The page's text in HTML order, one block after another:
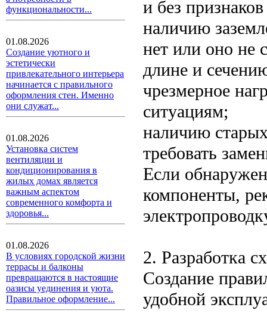
функциональности...
01.08.2026
Создание уютного и
эстетически
привлекательного интерьера
начинается с правильного
оформления стен. Именно
они служат...
01.08.2026
Установка систем
вентиляции и
кондиционирования в
жилых домах является
важным аспектом
современного комфорта и
здоровья...
01.08.2026
В условиях городской жизни
террасы и балконы
превращаются в настоящие
оазисы уединения и уюта.
Правильное оформление...
и без
наличию
нет или оно не
длине и
чрезмерное
ситуациям;
наличию
требовать
Если
компоненты,
2. Разработка
Создание
удобной